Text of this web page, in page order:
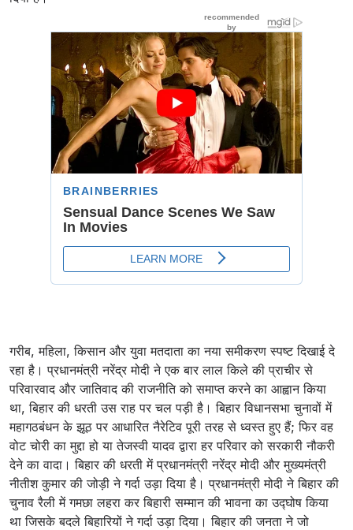
गरीब, महिला, किसान और युवा मतदाता का नया समीकरण स्पष्ट दिखाई दे
रहा है। प्रधानमंत्री नरेंद्र मोदी ने एक बार लाल किले की प्राचीर से
परिवारवाद और जातिवाद की राजनीति को समाप्त करने का आह्वान किया
था, बिहार की धरती उस राह पर चल पड़ी है। बिहार विधानसभा चुनावों में
महागठबंधन के झूठ पर आधारित नैरेटिव पूरी तरह से ध्वस्त हुए हैं; फिर वह
वोट चोरी का मुद्दा हो या तेजस्वी यादव द्वारा हर परिवार को सरकारी नौकरी
देने का वादा। बिहार की धरती में प्रधानमंत्री नरेंद्र मोदी और मुख्यमंत्री
नीतीश कुमार की जोड़ी ने गर्दा उड़ा दिया है। प्रधानमंत्री मोदी ने बिहार की
चुनाव रैली में गमछा लहरा कर बिहारी सम्मान की भावना का उद्घोष किया
था जिसके बदले बिहारियों ने गर्दा उड़ा दिया। बिहार की जनता ने जो